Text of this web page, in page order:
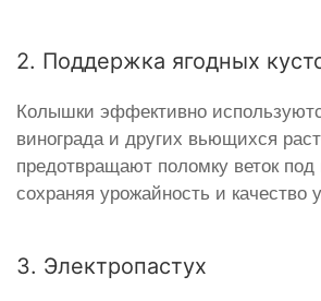
2. Поддержка ягодных
Колышки эффективно
винограда и других вьющихся
предотвращают поломку веток
сохраняя урожайность и качество
3. Электропастух